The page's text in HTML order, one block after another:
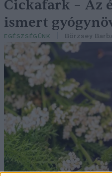
Cickafark – Az
ismert
EGÉSZSÉGÜNK Börzsey